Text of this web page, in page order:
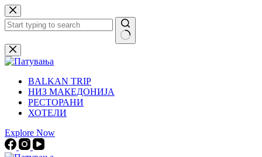
Skip
to
content
No
results
BALKAN TRIP
НИЗ МАКЕДОНИЈА
РЕСТОРАНИ
ХОТЕЛИ
Explore Now